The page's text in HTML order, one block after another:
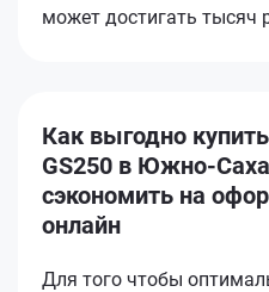
может достигать тысяч
Как выгодно
GS250 в Южно-
сэкономить на
онлайн
Для того чтобы